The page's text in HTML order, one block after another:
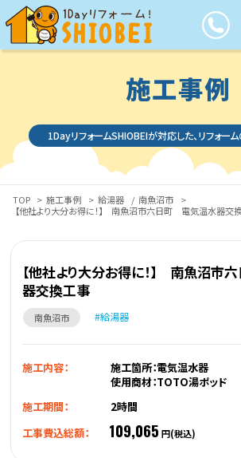
施工事例
1DayリフォームSHIOBEIが対応した、リフォー
TOP > 施工事例 > 給湯器 / 南魚沼市
>
【他社より大分お得に！】 南魚沼市六日町 電気温水器交
【他社より大分お得に！】 南魚沼
器交換工事
南魚沼市 給湯器
施工内容：
施工箇所：電気温水器
使用商材：TOTO湯ポッド
施工期間：
2時間
工事費込総額：
109,065 円(税込)